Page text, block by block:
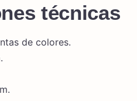
técnicas
de colores.